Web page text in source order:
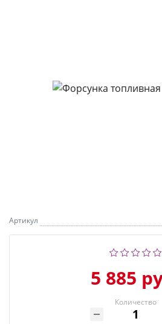
Артикул
5 885
Количество